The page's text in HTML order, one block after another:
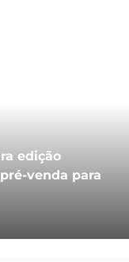
edição
venda para